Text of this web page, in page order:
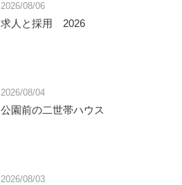
2026/08/06
求人と採用 2026
2026/08/04
公園前の二世帯ハウス
2026/08/03